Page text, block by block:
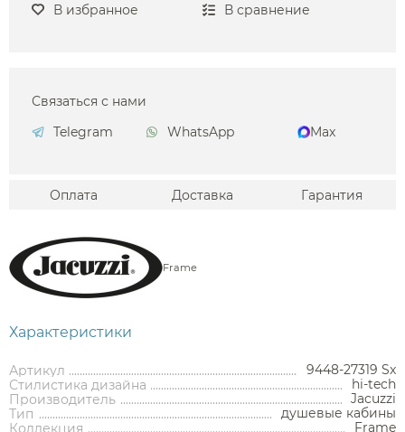
Аксессуары
В избранное В сравнение
Связаться с нами
Telegram
WhatsApp Max
Оплата Доставка Гарантия
Frame
Характеристики
Артикул
9448-27319 Sx
Стилистика дизайна
hi-tech
Производитель
Jacuzzi
Тип
душевые кабины
Коллекция
Frame